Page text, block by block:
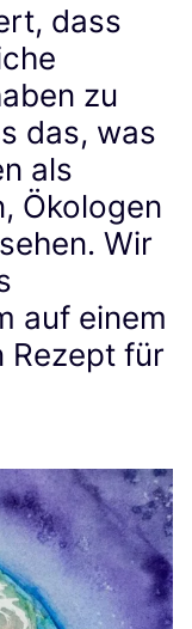
dass
zu
das, was
als
Ökologen
Wir
auf einem
Rezept für